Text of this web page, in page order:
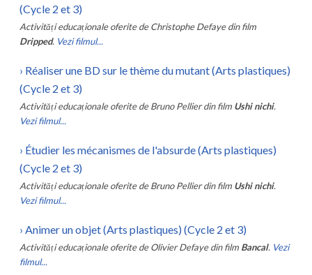
(Cycle 2 et 3)
Activități educaționale oferite de Christophe Defaye din film
Dripped. Vezi filmul...
› Réaliser une BD sur le thème du mutant (Arts plastiques)
(Cycle 2 et 3)
Activități educaționale oferite de Bruno Pellier din film Ushi nichi.
Vezi filmul...
› Étudier les mécanismes de l'absurde (Arts plastiques)
(Cycle 2 et 3)
Activități educaționale oferite de Bruno Pellier din film Ushi nichi.
Vezi filmul...
› Animer un objet (Arts plastiques) (Cycle 2 et 3)
Activități educaționale oferite de Olivier Defaye din film Bancal. Vezi
filmul...